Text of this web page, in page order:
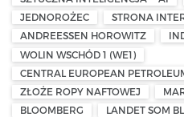
JEDNOROŻEC
STRONA
ANDREESSEN HOROWITZ
WOLIN WSCHÓD 1 (WE1)
CENTRAL EUROPEAN
ZŁOŻE ROPY NAFTOWEJ
BLOOMBERG
LANDET SOM